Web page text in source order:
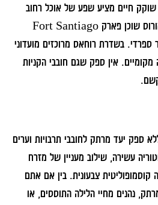
ריזאל. שוק המזון Legazpi שוקק חיים מציע שפע של אוכל רחוב
פיליפיני אותנטי ובלב אינטראמורוס שוכן פארק Fort Santiago
בשדרת רוחאס מרוכזים מועדוני
אין ספק שגם חובבי הקניות
ספק יעד מרתק לחובבי תרבויות וערים
עשירה, שילוב מעניין של מזרח
קוסמופוליטית צבעונית. בין אם אתם
נהנים מחיי הלילה התוססים, או